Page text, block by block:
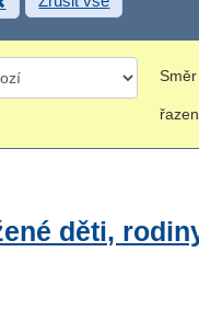
Směr
děti,